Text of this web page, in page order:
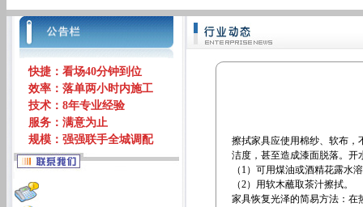
快捷：看场40分钟到位
效率：落单两小时内施工
技术：8年专业经验
服务：满意为止
规模：强强联手全城调配
擦拭家具应使用棉纱、软布，
洁度，甚至造成漆面脱落。开
（1）可用煤油或酒精花露水
（2）用软木蘸取茶汁擦拭。
家具恢复光泽的简易方法：在